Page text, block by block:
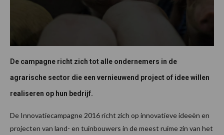
De campagne richt zich tot alle ondernemers in de
agrarische sector die een vernieuwend project of idee willen
realiseren op hun bedrijf.
De Innovatiecampagne 2016 richt zich op innovatieve ideeën en
projecten van land- en tuinbouwers in de meest ruime zin van het